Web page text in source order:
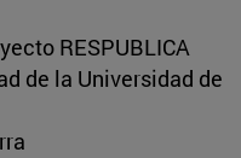
RESPUBLICA
de la Universidad de